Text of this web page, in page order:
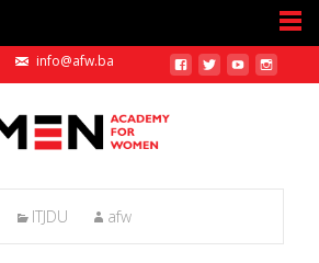
info@afw.ba
ITJDU afw